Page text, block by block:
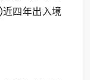
四年出入境